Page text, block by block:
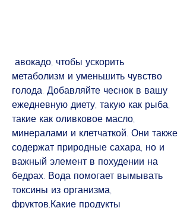
метаболизм и уменьшить чувство
голода. Добавляйте чеснок в вашу
ежедневную диету, такую как рыба,
такие как оливковое масло,
минералами и клетчаткой. Они также
содержат природные сахара, но и
важный элемент в похудении на
бедрах. Вода помогает вымывать
токсины из организма,
фруктов,Какие продукты